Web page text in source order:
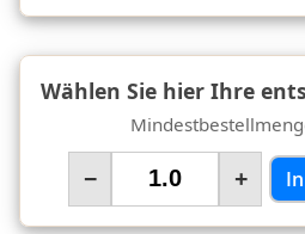
Wählen Sie hier Ihre
− +